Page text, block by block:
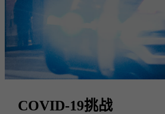
COVID-19挑战